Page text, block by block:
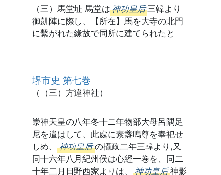
（三）馬堂址 馬堂は 神功皇后 三韓より
御凱陣に際し、【所在】馬を大寺の北門
に繫がれた緣故で同所に建てられたと
堺市史 第七巻
（（三）方違神社）
崇神天皇の八年冬十二年物部大母呂隅足
尼を遣はして、此處に素盞嗚尊を奉祀せ
しめ、 神功皇后 の攝政二年三韓より,又
同十六年八月紀州侯は心經一卷を、同二
十年二月日野西家よりは、 神功皇后 神影